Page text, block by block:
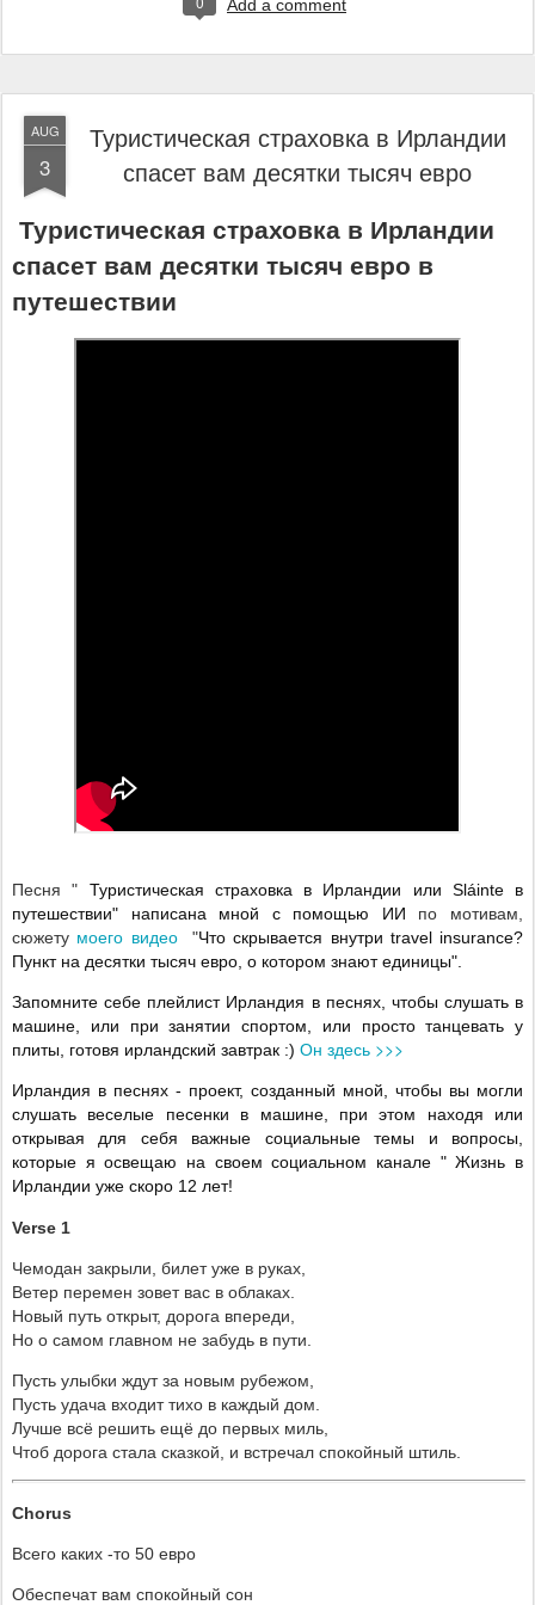
Add a comment
AUG
3
Туристическая страховка в Ирландии
спасет вам десятки тысяч евро
Туристическая страховка в Ирландии
спасет вам десятки тысяч евро в
путешествии
Песня " Туристическая страховка в Ирландии или Sláinte в
путешествии" написана мной с помощью ИИ по мотивам,
сюжету моего видео "Что скрывается внутри travel insurance?
Пункт на десятки тысяч евро, о котором знают единицы".
Запомните себе плейлист Ирландия в песнях, чтобы слушать в
машине, или при занятии спортом, или просто танцевать у
плиты, готовя ирландский завтрак :) Он здесь >>>
Ирландия в песнях - проект, созданный мной, чтобы вы могли
слушать веселые песенки в машине, при этом находя или
открывая для себя важные социальные темы и вопросы,
которые я освещаю на своем социальном канале " Жизнь в
Ирландии уже скоро 12 лет!
Verse 1
Чемодан закрыли, билет уже в руках,
Ветер перемен зовет вас в облаках.
Новый путь открыт, дорога впереди,
Но о самом главном не забудь в пути.
Пусть улыбки ждут за новым рубежом,
Пусть удача входит тихо в каждый дом.
Лучше всё решить ещё до первых миль,
Чтоб дорога стала сказкой, и встречал спокойный штиль.
Chorus
Всего каких -то 50 евро
Обеспечат вам спокойный сон